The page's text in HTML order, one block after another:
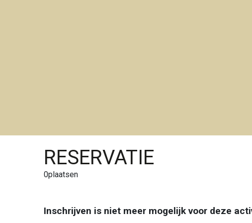
RESERVATIE
0plaatsen
Inschrijven is niet meer mogelijk voor deze